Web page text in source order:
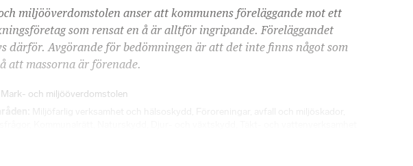
miljööverdomstolen anser att kommunens föreläggande mot ett
som rensat en å är alltför ingripande. Föreläggandet
därför. Avgörande för bedömningen är att det inte finns något som
att massorna är förenade.
Mark- och miljööverdomstolen